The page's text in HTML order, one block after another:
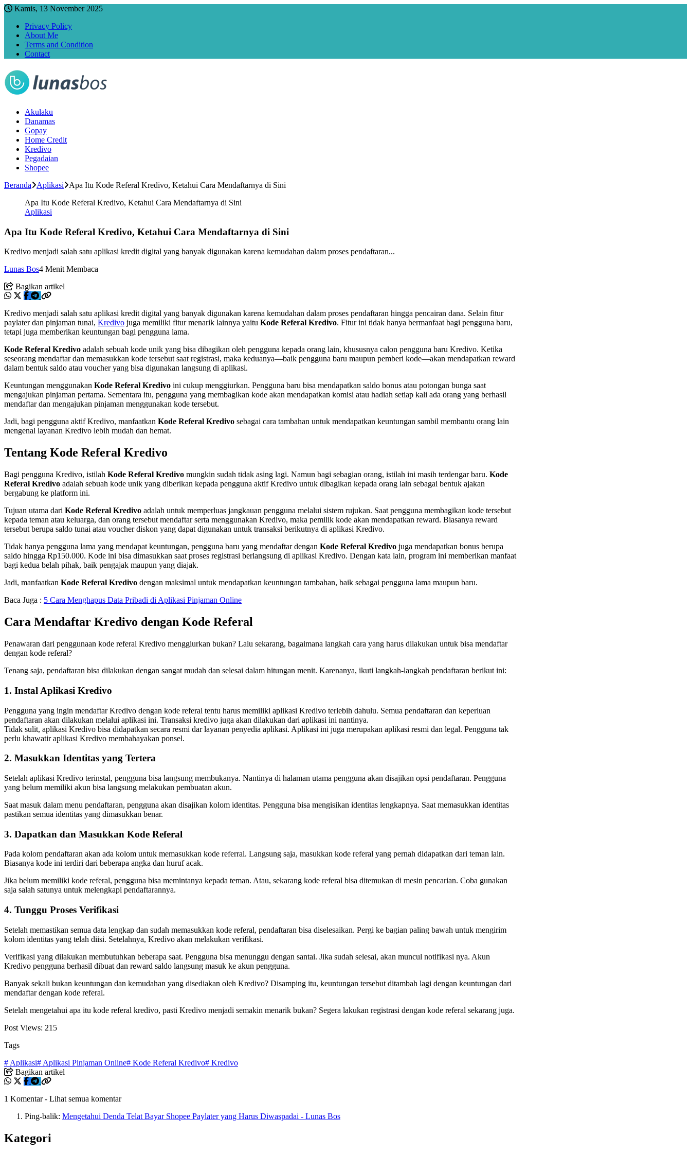
Kamis, 13 November 2025
Privacy Policy
About Me
Terms and Condition
Contact
Akulaku
Danamas
Gopay
Home Credit
Kredivo
Pegadaian
Shopee
Beranda
Aplikasi
Apa Itu Kode Referal Kredivo, Ketahui Cara Mendaftarnya di Sini
Apa Itu Kode Referal Kredivo, Ketahui Cara Mendaftarnya di Sini
Aplikasi
Apa Itu Kode Referal Kredivo, Ketahui Cara Mendaftarnya di Sini
Kredivo menjadi salah satu aplikasi kredit digital yang banyak digunakan karena kemudahan dalam proses pendaftaran...
Lunas Bos4 Menit Membaca
Bagikan artikel
Kredivo menjadi salah satu aplikasi kredit digital yang banyak digunakan karena kemudahan dalam proses pendaftaran hingga pencairan dana. Selain fitur
paylater dan pinjaman tunai, Kredivo juga memiliki fitur menarik lainnya yaitu Kode Referal Kredivo. Fitur ini tidak hanya bermanfaat bagi pengguna baru,
tetapi juga memberikan keuntungan bagi pengguna lama.
Kode Referal Kredivo adalah sebuah kode unik yang bisa dibagikan oleh pengguna kepada orang lain, khususnya calon pengguna baru Kredivo. Ketika
seseorang mendaftar dan memasukkan kode tersebut saat registrasi, maka keduanya—baik pengguna baru maupun pemberi kode—akan mendapatkan reward
dalam bentuk saldo atau voucher yang bisa digunakan langsung di aplikasi.
Keuntungan menggunakan Kode Referal Kredivo ini cukup menggiurkan. Pengguna baru bisa mendapatkan saldo bonus atau potongan bunga saat
mengajukan pinjaman pertama. Sementara itu, pengguna yang membagikan kode akan mendapatkan komisi atau hadiah setiap kali ada orang yang berhasil
mendaftar dan mengajukan pinjaman menggunakan kode tersebut.
Jadi, bagi pengguna aktif Kredivo, manfaatkan Kode Referal Kredivo sebagai cara tambahan untuk mendapatkan keuntungan sambil membantu orang lain
mengenal layanan Kredivo lebih mudah dan hemat.
Tentang Kode Referal Kredivo
Bagi pengguna Kredivo, istilah Kode Referal Kredivo mungkin sudah tidak asing lagi. Namun bagi sebagian orang, istilah ini masih terdengar baru. Kode
Referal Kredivo adalah sebuah kode unik yang diberikan kepada pengguna aktif Kredivo untuk dibagikan kepada orang lain sebagai bentuk ajakan
bergabung ke platform ini.
Tujuan utama dari Kode Referal Kredivo adalah untuk memperluas jangkauan pengguna melalui sistem rujukan. Saat pengguna membagikan kode tersebut
kepada teman atau keluarga, dan orang tersebut mendaftar serta menggunakan Kredivo, maka pemilik kode akan mendapatkan reward. Biasanya reward
tersebut berupa saldo tunai atau voucher diskon yang dapat digunakan untuk transaksi berikutnya di aplikasi Kredivo.
Tidak hanya pengguna lama yang mendapat keuntungan, pengguna baru yang mendaftar dengan Kode Referal Kredivo juga mendapatkan bonus berupa
saldo hingga Rp150.000. Kode ini bisa dimasukkan saat proses registrasi berlangsung di aplikasi Kredivo. Dengan kata lain, program ini memberikan manfaat
bagi kedua belah pihak, baik pengajak maupun yang diajak.
Jadi, manfaatkan Kode Referal Kredivo dengan maksimal untuk mendapatkan keuntungan tambahan, baik sebagai pengguna lama maupun baru.
Baca Juga : 5 Cara Menghapus Data Pribadi di Aplikasi Pinjaman Online
Cara Mendaftar Kredivo dengan Kode Referal
Penawaran dari penggunaan kode referal Kredivo menggiurkan bukan? Lalu sekarang, bagaimana langkah cara yang harus dilakukan untuk bisa mendaftar
dengan kode referal?
Tenang saja, pendaftaran bisa dilakukan dengan sangat mudah dan selesai dalam hitungan menit. Karenanya, ikuti langkah-langkah pendaftaran berikut ini:
1. Instal Aplikasi Kredivo
Pengguna yang ingin mendaftar Kredivo dengan kode referal tentu harus memiliki aplikasi Kredivo terlebih dahulu. Semua pendaftaran dan keperluan
pendaftaran akan dilakukan melalui aplikasi ini. Transaksi kredivo juga akan dilakukan dari aplikasi ini nantinya.
Tidak sulit, aplikasi Kredivo bisa didapatkan secara resmi dar layanan penyedia aplikasi. Aplikasi ini juga merupakan aplikasi resmi dan legal. Pengguna tak
perlu khawatir aplikasi Kredivo membahayakan ponsel.
2. Masukkan Identitas yang Tertera
Setelah aplikasi Kredivo terinstal, pengguna bisa langsung membukanya. Nantinya di halaman utama pengguna akan disajikan opsi pendaftaran. Pengguna
yang belum memiliki akun bisa langsung melakukan pembuatan akun.
Saat masuk dalam menu pendaftaran, pengguna akan disajikan kolom identitas. Pengguna bisa mengisikan identitas lengkapnya. Saat memasukkan identitas
pastikan semua identitas yang dimasukkan benar.
3. Dapatkan dan Masukkan Kode Referal
Pada kolom pendaftaran akan ada kolom untuk memasukkan kode referral. Langsung saja, masukkan kode referal yang pernah didapatkan dari teman lain.
Biasanya kode ini terdiri dari beberapa angka dan huruf acak.
Jika belum memiliki kode referal, pengguna bisa memintanya kepada teman. Atau, sekarang kode referal bisa ditemukan di mesin pencarian. Coba gunakan
saja salah satunya untuk melengkapi pendaftarannya.
4. Tunggu Proses Verifikasi
Setelah memastikan semua data lengkap dan sudah memasukkan kode referal, pendaftaran bisa diselesaikan. Pergi ke bagian paling bawah untuk mengirim
kolom identitas yang telah diisi. Setelahnya, Kredivo akan melakukan verifikasi.
Verifikasi yang dilakukan membutuhkan beberapa saat. Pengguna bisa menunggu dengan santai. Jika sudah selesai, akan muncul notifikasi nya. Akun
Kredivo pengguna berhasil dibuat dan reward saldo langsung masuk ke akun pengguna.
Banyak sekali bukan keuntungan dan kemudahan yang disediakan oleh Kredivo? Disamping itu, keuntungan tersebut ditambah lagi dengan keuntungan dari
mendaftar dengan kode referal.
Setelah mengetahui apa itu kode referal kredivo, pasti Kredivo menjadi semakin menarik bukan? Segera lakukan registrasi dengan kode referal sekarang juga.
Post Views: 215
Tags
# Aplikasi# Aplikasi Pinjaman Online# Kode Referal Kredivo# Kredivo
Bagikan artikel
1 Komentar- Lihat semua komentar
Ping-balik: Mengetahui Denda Telat Bayar Shopee Paylater yang Harus Diwaspadai - Lunas Bos
Kategori